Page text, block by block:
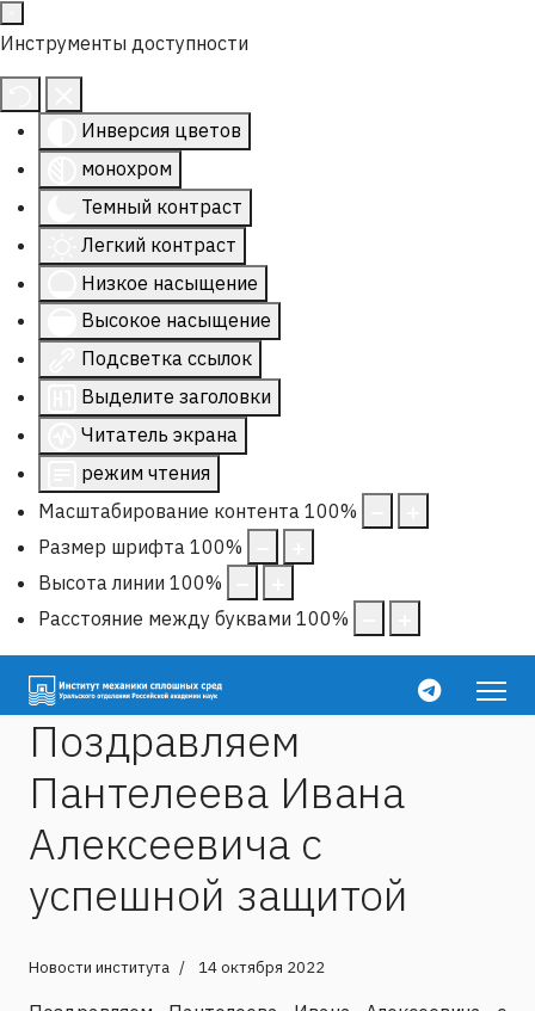
Инструменты доступности
Инверсия цветов
монохром
Темный контраст
Легкий контраст
Низкое насыщение
Высокое насыщение
Подсветка ссылок
Выделите заголовки
Читатель экрана
режим чтения
Масштабирование контента 100%
Размер шрифта 100%
Высота линии 100%
Расстояние между буквами 100%
Поздравляем
Пантелеева Ивана
Алексеевича с
успешной защитой
Новости института 14 октября 2022